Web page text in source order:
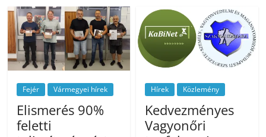
Fejér Vármegyei hírek
Elismerés 90%
feletti
Hírek Közlemény
Kedvezményes
Vagyonőri